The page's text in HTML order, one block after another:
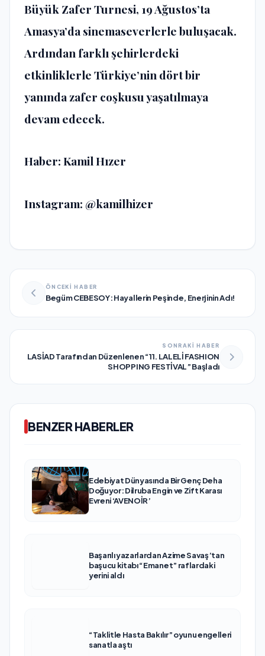
Büyük Zafer Turnesi, 19 Ağustos’ta
Amasya’da sinemaseverlerle buluşacak.
Ardından farklı şehirlerdeki
etkinliklerle Türkiye’nin dört bir
yanında zafer coşkusu yaşatılmaya
devam edecek.
Haber: Kamil Hızer
Instagram: @kamilhizer
ÖNCEKİ HABER
Begüm CEBESOY: Hayallerin Peşinde, Enerjinin Adı!
SONRAKİ HABER
LASİAD Tarafından Düzenlenen “11. LALELİ FASHION
SHOPPING FESTİVAL” Başladı
BENZER HABERLER
Edebiyat Dünyasında Bir Genç Deha
Doğuyor: Dilruba Engin ve Zift Karası
Evreni ‘AVENOİR’
Başarılı yazarlardan Azime Savaş’tan
başucu kitabı “Emanet” raflardaki
yerini aldı
“Taklitle Hasta Bakılır” oyunu engelleri
sanatla aştı